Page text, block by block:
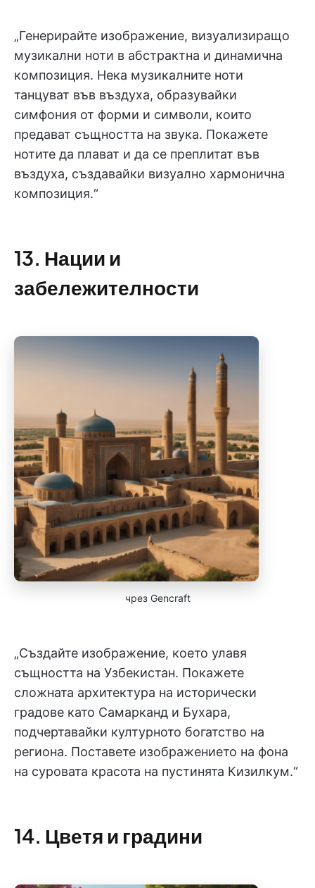
„Генерирайте изображение, визуализиращо
музикални ноти в абстрактна и динамична
композиция. Нека музикалните ноти
танцуват във въздуха, образувайки
симфония от форми и символи, които
предават същността на звука. Покажете
нотите да плават и да се преплитат във
въздуха, създавайки визуално хармонична
композиция.“
13. Нации и
забележителности
чрез Gencraft
„Създайте изображение, което улавя
същността на Узбекистан. Покажете
сложната архитектура на исторически
градове като Самарканд и Бухара,
подчертавайки културното богатство на
региона. Поставете изображението на фона
на суровата красота на пустинята Кизилкум.“
14. Цветя и градини